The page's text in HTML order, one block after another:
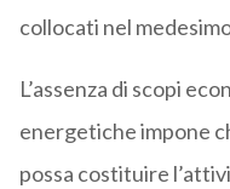
collocati nel
L’assenza di scopi
energetiche impone
possa costituire